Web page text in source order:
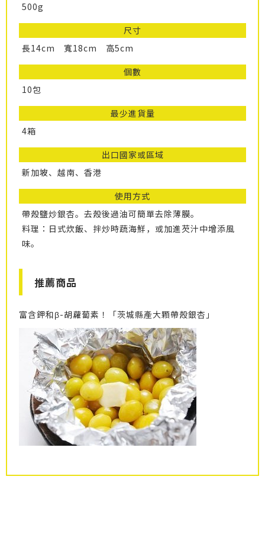
500g
尺寸
長14cm 寬18cm 高5cm
個數
10包
最少進貨量
4箱
出口國家或區域
新加坡、越南、香港
使用方式
帶殼鹽炒銀杏。去殼後過油可簡單去除薄膜。
料理：日式炊飯、拌炒時蔬海鮮，或加進芡汁中增添風
味。
推薦商品
富含鉀和β-胡蘿蔔素！「茨城縣產大顆帶殼銀杏」